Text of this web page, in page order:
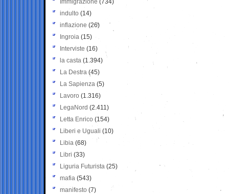
Immigrazione (734)
indulto (14)
inflazione (26)
Ingroia (15)
Interviste (16)
la casta (1.394)
La Destra (45)
La Sapienza (5)
Lavoro (1.316)
LegaNord (2.411)
Letta Enrico (154)
Liberi e Uguali (10)
Libia (68)
Libri (33)
Liguria Futurista (25)
mafia (543)
manifesto (7)